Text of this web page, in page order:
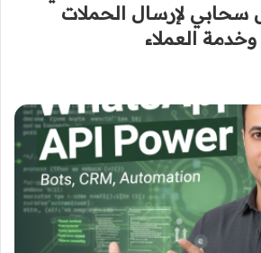
لإرسال الحملات
العملاء